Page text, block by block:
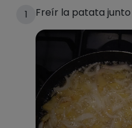
1 Freír la patata